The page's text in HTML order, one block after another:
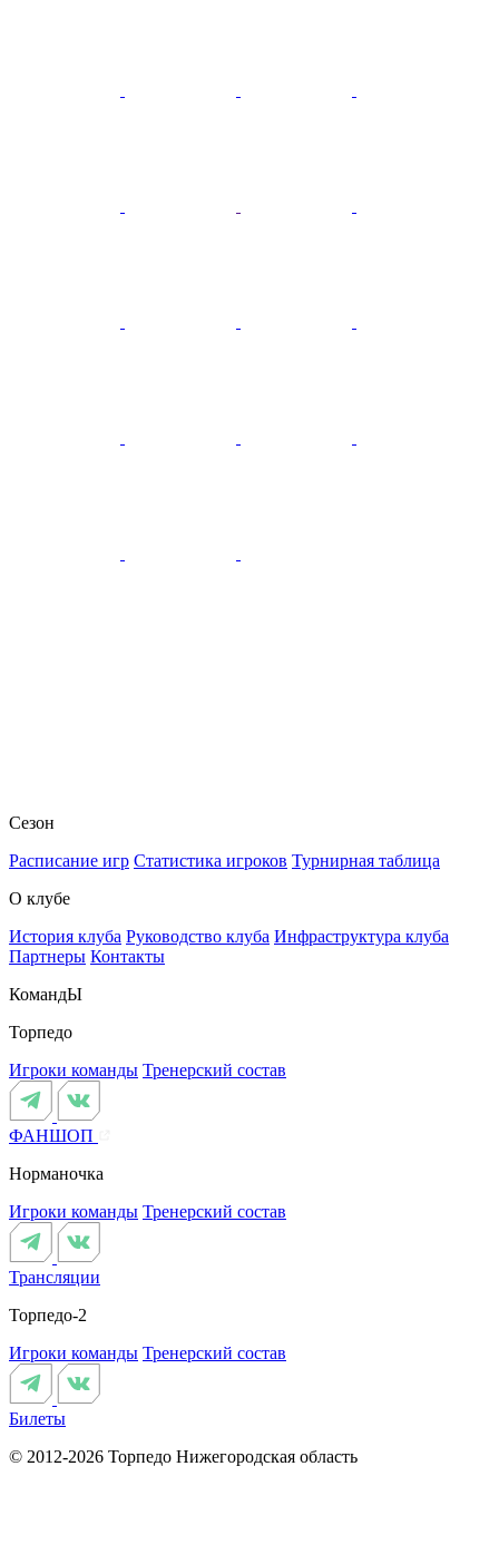
Сезон
Расписание игр Статистика игроков Турнирная таблица
О клубе
История клуба Руководство клуба Инфраструктура клуба
Партнеры Контакты
КомандЫ
Торпедо
Игроки команды Тренерский состав
ФАНШОП
Норманочка
Игроки команды Тренерский состав
Трансляции
Торпедо-2
Игроки команды Тренерский состав
Билеты
© 2012-2026 Торпедо Нижегородская область